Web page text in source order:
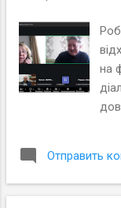
в
на
Отправить